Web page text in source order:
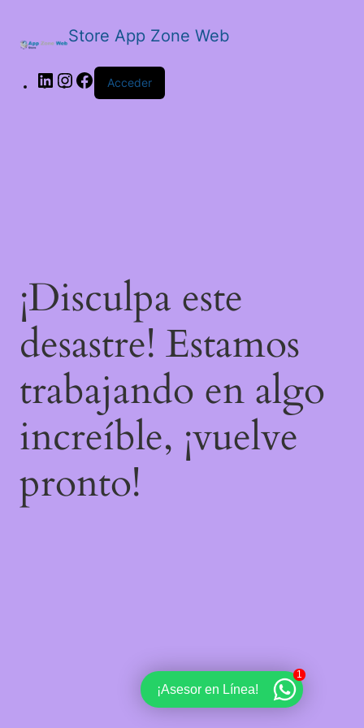
Store App Zone Web
LinkedInInstagram
Facebook
Acceder
¡Disculpa este
desastre! Estamos
trabajando en algo
increíble, ¡vuelve
pronto!
¡Asesor en Línea!
1